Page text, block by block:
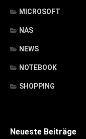
MICROSOFT
NAS
NEWS
NOTEBOOK
SHOPPING
Neueste Beiträge